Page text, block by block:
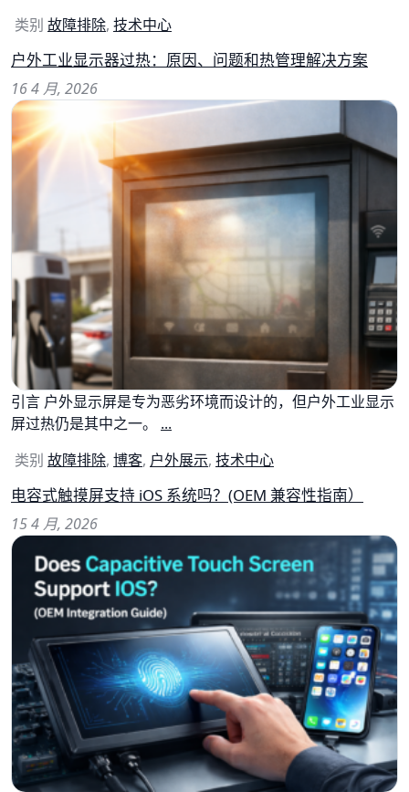
类别 故障排除, 技术中心
户外工业显示器过热：原因、问题和热管理解决方案
16 4 月, 2026
引言 户外显示屏是专为恶劣环境而设计的，但户外工业显示
屏过热仍是其中之一。 ...
类别 故障排除, 博客, 户外展示, 技术中心
电容式触摸屏支持 iOS 系统吗？(OEM 兼容性指南）
15 4 月, 2026